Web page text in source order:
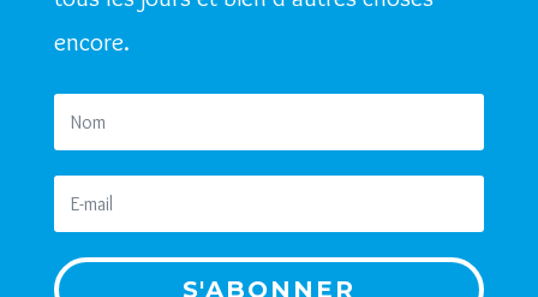
encore.
S'ABONNER